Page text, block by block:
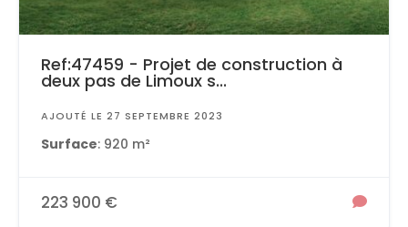
Ref:47459 - Projet de construction à
deux pas de Limoux s...
AJOUTÉ LE 27 SEPTEMBRE 2023
Surface: 920 m²
223 900 €